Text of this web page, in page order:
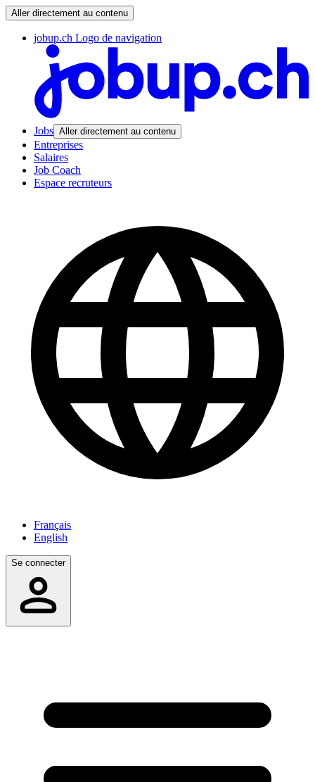
Aller directement au contenu
jobup.ch Logo de navigation
Jobs Aller directement au contenu
Entreprises
Salaires
Job Coach
Espace recruteurs
Français
English
Se connecter